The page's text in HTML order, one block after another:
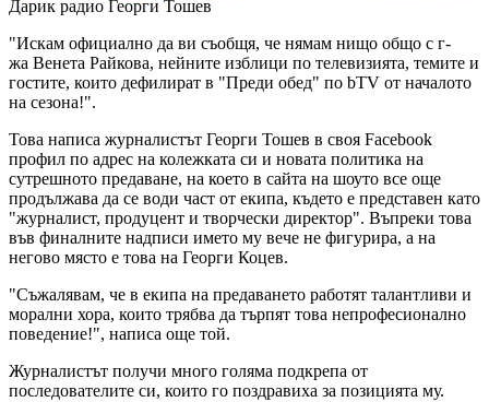
Дарик радио Георги Тошев
"Искам официално да ви съобщя, че нямам нищо общо с г-
жа Венета Райкова, нейните изблици по телевизията, темите и
гостите, които дефилират в "Преди обед" по bTV от началото
на сезона!".
Това написа журналистът Георги Тошев в своя Facebook
профил по адрес на колежката си и новата политика на
сутрешното предаване, на което в сайта на шоуто все още
продължава да се води част от екипа, където е представен като
"журналист, продуцент и творчески директор". Въпреки това
във финалните надписи името му вече не фигурира, а на
негово място е това на Георги Коцев.
"Съжалявам, че в екипа на предаването работят талантливи и
морални хора, които трябва да търпят това непрофесионално
поведение!", написа още той.
Журналистът получи много голяма подкрепа от
последователите си, които го поздравиха за позицията му.